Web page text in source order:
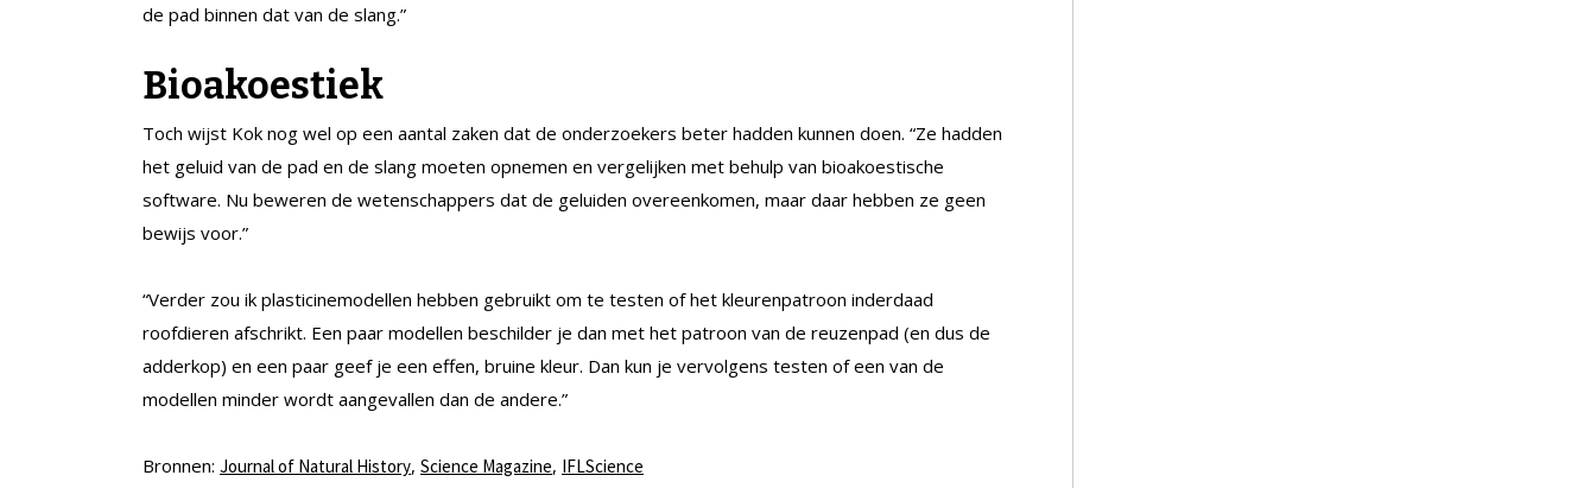
de pad binnen dat van de slang.”
Bioakoestiek
Toch wijst Kok nog wel op een aantal zaken dat de onderzoekers beter hadden kunnen doen. “Ze hadden
het geluid van de pad en de slang moeten opnemen en vergelijken met behulp van bioakoestische
software. Nu beweren de wetenschappers dat de geluiden overeenkomen, maar daar hebben ze geen
bewijs voor.”
“Verder zou ik plasticinemodellen hebben gebruikt om te testen of het kleurenpatroon inderdaad
roofdieren afschrikt. Een paar modellen beschilder je dan met het patroon van de reuzenpad (en dus de
adderkop) en een paar geef je een effen, bruine kleur. Dan kun je vervolgens testen of een van de
modellen minder wordt aangevallen dan de andere.”
Bronnen: Journal of Natural History, Science Magazine, IFLScience